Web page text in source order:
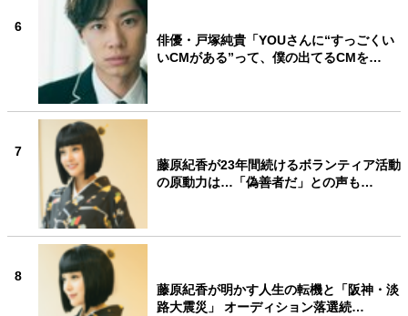
6
俳優・戸塚純貴「YOUさんに“すっごくい
いCMがある”って、僕の出てるCMを…
7
藤原紀香が23年間続けるボランティア活動
の原動力は…「偽善者だ」との声も…
8
藤原紀香が明かす人生の転機と「阪神・淡
路大震災」 オーディション落選続…